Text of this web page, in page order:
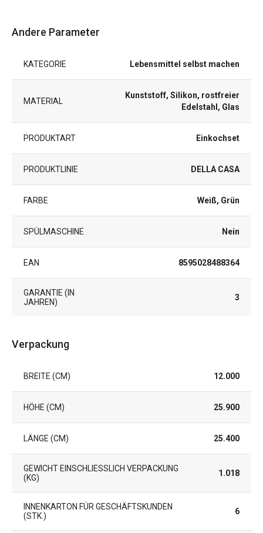
Andere Parameter
KATEGORIE Lebensmittel selbst machen
MATERIAL
Kunststoff, Silikon, rostfreier
Edelstahl, Glas
PRODUKTART Einkochset
PRODUKTLINIE DELLA CASA
FARBE Weiß, Grün
SPÜLMASCHINE Nein
EAN 8595028488364
GARANTIE (IN
JAHREN)
3
Verpackung
BREITE (CM) 12.000
HÖHE (CM) 25.900
LÄNGE (CM) 25.400
GEWICHT EINSCHLIESSLICH VERPACKUNG (
KG)
1.018
INNENKARTON FÜR GESCHÄFTSKUNDEN
(STK.)
6